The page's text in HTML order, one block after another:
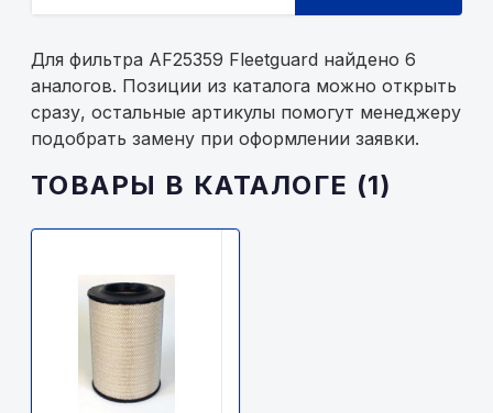
Для фильтра AF25359 Fleetguard найдено 6
аналогов. Позиции из каталога можно открыть
сразу, остальные артикулы помогут менеджеру
подобрать замену при оформлении заявки.
ТОВАРЫ В КАТАЛОГЕ (1)